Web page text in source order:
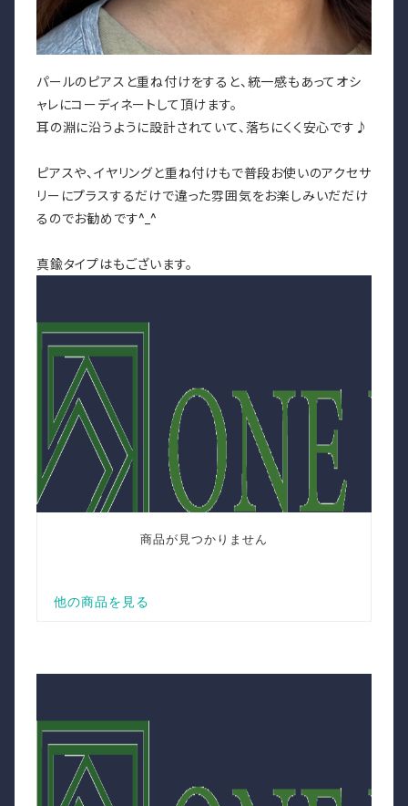
パールのピアスと重ね付けをすると、統一感もあってオシ
ャレにコーディネートして頂けます。
耳の淵に沿うように設計されていて、落ちにくく安心です♪
ピアスや、イヤリングと重ね付けもで普段お使いのアクセサ
リーにプラスするだけで違った雰囲気をお楽しみいだだけ
るのでお勧めです^_^
真鍮タイプはもございます。